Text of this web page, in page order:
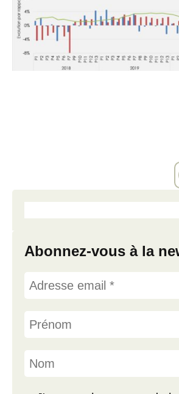
Abonnez-vous à la